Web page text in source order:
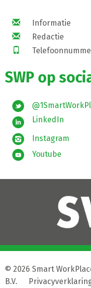
Informatie
Redactie
SWP op
LinkedIn
Instagram
Youtube
© 2026 Smart
B.V.